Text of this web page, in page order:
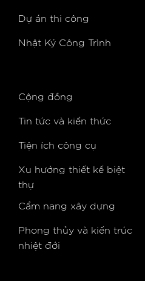
Dự án thi công
Nhật Ký Công Trình
Cộng đồng
Tin tức và kiến thức
Tiện ích công cụ
Xu hướng thiết kế biệt
thự
Cẩm nang xây dựng
Phong thủy và kiến trúc
nhiệt đới